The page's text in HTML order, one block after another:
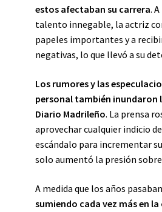
estos afectaban su carrera.
talento innegable, la actriz
papeles importantes y a
negativas, lo que llevó a su
Los rumores y las
personal también inundaron
Diario Madrileño. La prensa
aprovechar cualquier indicio
escándalo para incrementar
solo aumentó la presión
A medida que los años
sumiendo cada vez más en